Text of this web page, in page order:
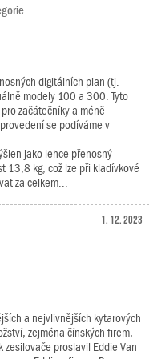
digitálních pian (tj.
modely 100 a 300. Tyto
začátečníky a méně
se podíváme v
jako lehce přenosný
13,8 kg, což lze při kladívkové
za celkem...
1. 12. 2023
a nejvlivnějších kytarových
zejména čínských firem,
proslavil Eddie Van